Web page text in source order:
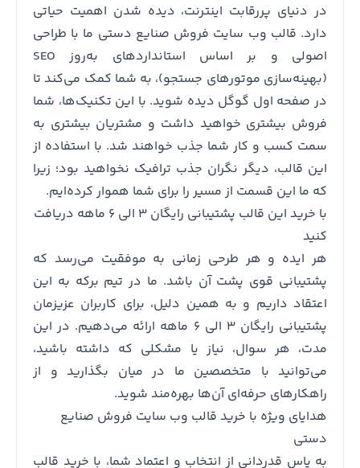
در دنیای پررقابت اینترنت، دیده شدن اهمیت حیاتی
دارد. قالب وب سایت فروش صنایع دستی ما با طراحی
اصولی و بر اساس استانداردهای به‌روز SEO
(بهینه‌سازی موتورهای جستجو)، به شما کمک می‌کند تا
در صفحه اول گوگل دیده شوید. با این تکنیک‌ها، شما
فروش بیشتری خواهید داشت و مشتریان بیشتری به
سمت کسب و کار شما جذب خواهند شد. با استفاده از
این قالب، دیگر نگران جذب ترافیک نخواهید بود؛ زیرا
که ما این قسمت از مسیر را برای شما هموار کرده‌ایم.
با خرید این قالب پشتیبانی رایگان ۳ الی ۶ ماهه دریافت
کنید
هر ایده و هر طرحی زمانی به موفقیت می‌رسد که
پشتیبانی قوی پشت آن باشد. ما در تیم برکه به این
اعتقاد داریم و به همین دلیل، برای کاربران عزیزمان
پشتیبانی رایگان ۳ الی ۶ ماهه ارائه می‌دهیم. در این
مدت، هر سوال، نیاز یا مشکلی که داشته باشید،
می‌توانید با متخصصین ما در میان بگذارید و از
راهکارهای حرفه‌ای آن‌ها بهره‌مند شوید.
هدایای ویژه با خرید قالب وب سایت فروش صنایع
دستی
به پاس قدردانی از انتخاب و اعتماد شما، با خرید قالب